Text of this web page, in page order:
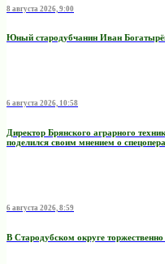
8 августа 2026, 9:00
Юный стародубчанин Иван
6 августа 2026, 10:58
Директор Брянского аграрного
поделился своим мнением о
6 августа 2026, 8:59
В Стародубском округе